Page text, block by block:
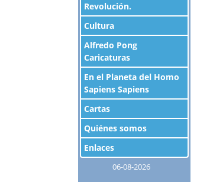
Revolución.
Cultura
Alfredo Pong
Caricaturas
En el Planeta del Homo
Sapiens Sapiens
Cartas
Quiénes somos
Enlaces
06-08-2026